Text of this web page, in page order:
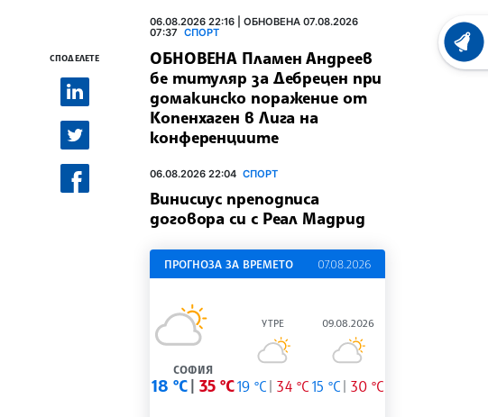
СПОДЕЛЕТЕ
06.08.2026 22:16 | ОБНОВЕНА 07.08.2026
07:37 СПОРТ
ОБНОВЕНА Пламен Андреев
бе титуляр за Дебрецен при
домакинско поражение от
Копенхаген в Лига на
конференциите
06.08.2026 22:04 СПОРТ
Винисиус преподписа
договора си с Реал Мадрид
ПРОГНОЗА ЗА ВРЕМЕТО 07.08.2026
СОФИЯ
18 °C 35 °C
УТРЕ
19 °C 34 °C
09.08.2026
15 °C 30 °C